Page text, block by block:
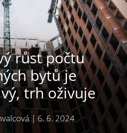
růst počtu
bytů je
trh oživuje
| 6. 6. 2024